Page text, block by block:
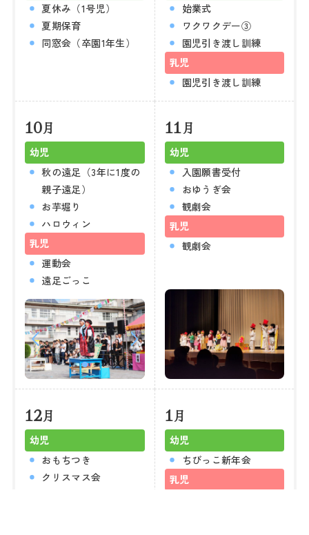
夏休み（1号児）
夏期保育
同窓会（卒園1年生）
始業式
ワクワクデー③
園児引き渡し訓練
乳児
園児引き渡し訓練
10月
幼児
秋の遠足（3年に1度の
親子遠足）
お芋堀り
ハロウィン
乳児
運動会
遠足ごっこ
11月
幼児
入園願書受付
おゆうぎ会
観劇会
乳児
観劇会
12月
幼児
おもちつき
クリスマス会
1月
幼児
ちびっこ新年会
乳児